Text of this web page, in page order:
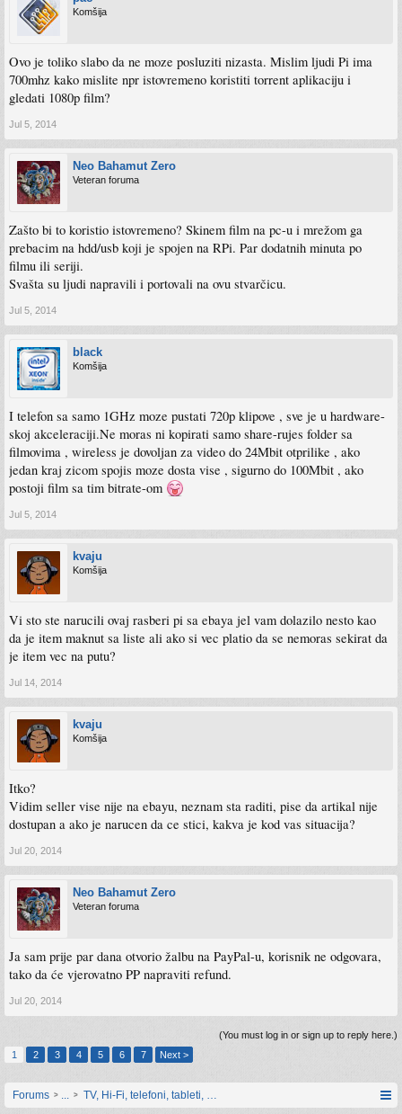
Komšija
Ovo je toliko slabo da ne moze posluziti nizasta. Mislim ljudi Pi ima
700mhz kako mislite npr istovremeno koristiti torrent aplikaciju i
gledati 1080p film?
Jul 5, 2014
Neo Bahamut Zero
Veteran foruma
Zašto bi to koristio istovremeno? Skinem film na pc-u i mrežom ga
prebacim na hdd/usb koji je spojen na RPi. Par dodatnih minuta po
filmu ili seriji.
Svašta su ljudi napravili i portovali na ovu stvarčicu.
Jul 5, 2014
black
Komšija
I telefon sa samo 1GHz moze pustati 720p klipove , sve je u hardware-
skoj akceleraciji.Ne moras ni kopirati samo share-rujes folder sa
filmovima , wireless je dovoljan za video do 24Mbit otprilike , ako
jedan kraj zicom spojis moze dosta vise , sigurno do 100Mbit , ako
postoji film sa tim bitrate-om
Jul 5, 2014
kvaju
Komšija
Vi sto ste narucili ovaj rasberi pi sa ebaya jel vam dolazilo nesto kao
da je item maknut sa liste ali ako si vec platio da se nemoras sekirat da
je item vec na putu?
Jul 14, 2014
kvaju
Komšija
Itko?
Vidim seller vise nije na ebayu, neznam sta raditi, pise da artikal nije
dostupan a ako je narucen da ce stici, kakva je kod vas situacija?
Jul 20, 2014
Neo Bahamut Zero
Veteran foruma
Ja sam prije par dana otvorio žalbu na PayPal-u, korisnik ne odgovara,
tako da će vjerovatno PP napraviti refund.
Jul 20, 2014
(You must log in or sign up to reply here.)
1
2 3 4 5 6 7 Next >
Forums ... TV, Hi-Fi, telefoni, tableti, satovi, IoT oprema